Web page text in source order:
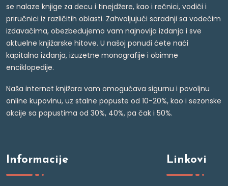
se nalaze knjige za decu i tinejdžere, kao i rečnici, vodiči i
priručnici iz različitih oblasti. Zahvaljujući saradnji sa vodećim
izdavačima, obezbeđujemo vam najnovija izdanja i sve
aktuelne knjižarske hitove. U našoj ponudi ćete naći
kapitalna izdanja, izuzetne monografije i obimne
enciklopedije.
Naša internet knjižara vam omogućava sigurnu i povoljnu
online kupovinu, uz stalne popuste od 10-20%, kao i sezonske
akcije sa popustima od 30%, 40%, pa čak i 50%.
Informacije Linkovi